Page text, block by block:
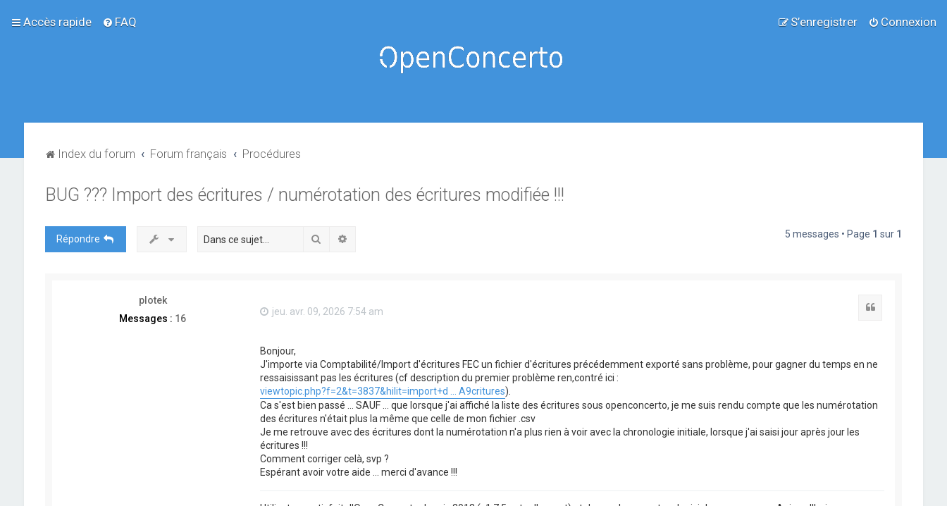
Accès rapide FAQ Connexion
S’enregistrer
Index du forum Forum français Procédures
BUG ??? Import des écritures / numérotation des écritures modifiée !!!
Répondre Rechercher 5 messages • Page 1 sur 1
plotek
Messages : 16
jeu. avr. 09, 2026 7:54 am
Bonjour,
J'importe via Comptabilité/Import d'écritures FEC un fichier d'écritures précédemment exporté sans problème, pour gagner du temps en ne
ressaisissant pas les écritures (cf description du premier problème ren,contré ici :
viewtopic.php?f=2&t=3837&hilit=import+d ... A9critures).
Ca s'est bien passé ... SAUF ... que lorsque j'ai affiché la liste des écritures sous openconcerto, je me suis rendu compte que les numérotation
des écritures n'était plus la même que celle de mon fichier .csv
Je me retrouve avec des écritures dont la numérotation n'a plus rien à voir avec la chronologie initiale, lorsque j'ai saisi jour après jour les
écritures !!!
Comment corriger celà, svp ?
Espérant avoir votre aide ... merci d'avance !!!